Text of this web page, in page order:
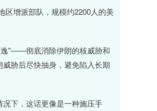
区增派部队，规模约2200人的美
逸"——彻底消除伊朗的核威胁和
胁后尽快抽身，避免陷入长期
下，这话更像是一种施压手